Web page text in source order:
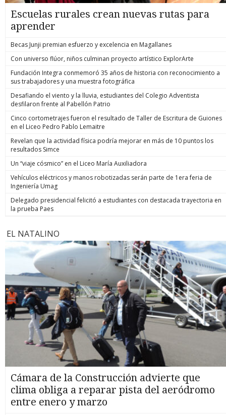
Escuelas rurales crean nuevas rutas para
aprender
Becas Junji premian esfuerzo y excelencia en Magallanes
Con universo flúor, niños culminan proyecto artístico ExplorArte
Fundación Integra conmemoró 35 años de historia con reconocimiento a
sus trabajadores y una muestra fotográfica
Desafiando el viento y la lluvia, estudiantes del Colegio Adventista
desfilaron frente al Pabellón Patrio
Cinco cortometrajes fueron el resultado de Taller de Escritura de Guiones
en el Liceo Pedro Pablo Lemaitre
Revelan que la actividad física podría mejorar en más de 10 puntos los
resultados Simce
Un “viaje cósmico” en el Liceo María Auxiliadora
Vehículos eléctricos y manos robotizadas serán parte de 1era feria de
Ingeniería Umag
Delegado presidencial felicitó a estudiantes con destacada trayectoria en
la prueba Paes
EL NATALINO
Cámara de la Construcción advierte que
clima obliga a reparar pista del aeródromo
entre enero y marzo